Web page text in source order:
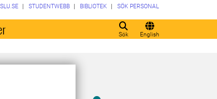
Sök English
SLU.SE STUDENTWEBB BIBLIOTEK SÖK PERSONAL